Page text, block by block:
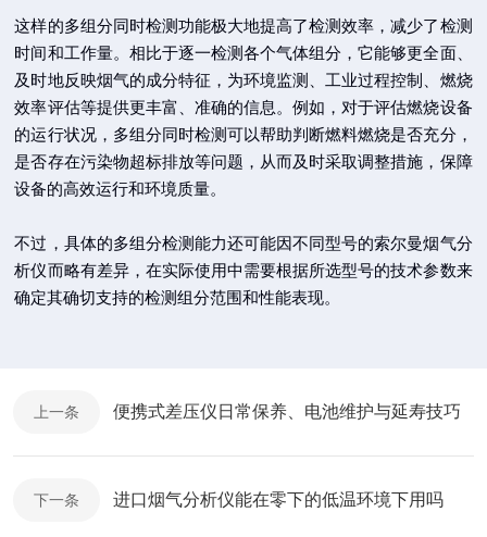
这样的多组分同时检测功能极大地提高了检测效率，减少了检测
时间和工作量。相比于逐一检测各个气体组分，它能够更全面、
及时地反映烟气的成分特征，为环境监测、工业过程控制、燃烧
效率评估等提供更丰富、准确的信息。例如，对于评估燃烧设备
的运行状况，多组分同时检测可以帮助判断燃料燃烧是否充分，
是否存在污染物超标排放等问题，从而及时采取调整措施，保障
设备的高效运行和环境质量。
不过，具体的多组分检测能力还可能因不同型号的索尔曼烟气分
析仪而略有差异，在实际使用中需要根据所选型号的技术参数来
确定其确切支持的检测组分范围和性能表现。
上一条 便携式差压仪日常保养、电池维护与延寿技巧
下一条 进口烟气分析仪能在零下的低温环境下用吗